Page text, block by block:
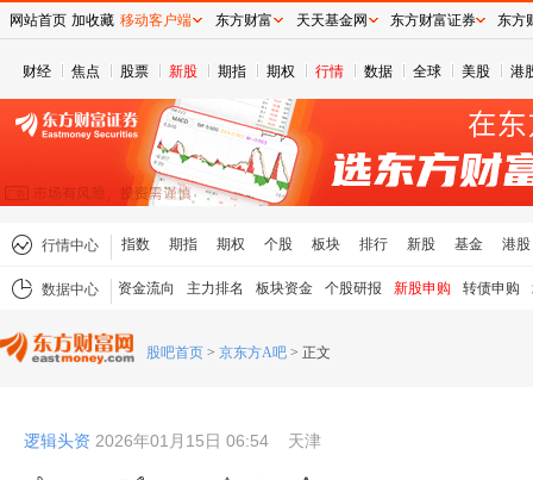
财经 焦点 股票 新股 期指 期权 行情 数据 全球 美股 港
行情中心 指数 期指 期权 个股 板块 排行 新股 基金 港股
数据中心 资金流向 主力排名 板块资金 个股研报 新股申购 转债申购
股吧首页 > 京东方A吧 > 正文
逻辑头资 2026年01月15日 06:54 天津
网站首页 加收藏 移动客户端 东方财富 天天基金网 东方财富证券 东方